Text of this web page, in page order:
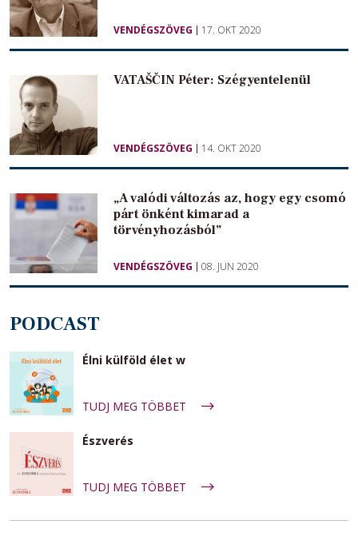
VENDÉGSZÖVEG 17. OKT 2020
VATAŠČIN Péter: Szégyentelenül
VENDÉGSZÖVEG 14. OKT 2020
„A valódi változás az, hogy egy csomó
párt önként kimarad a
törvényhozásból”
VENDÉGSZÖVEG 08. JUN 2020
PODCAST
Élni külföld élet w
TUDJ MEG TÖBBET
Észverés
TUDJ MEG TÖBBET